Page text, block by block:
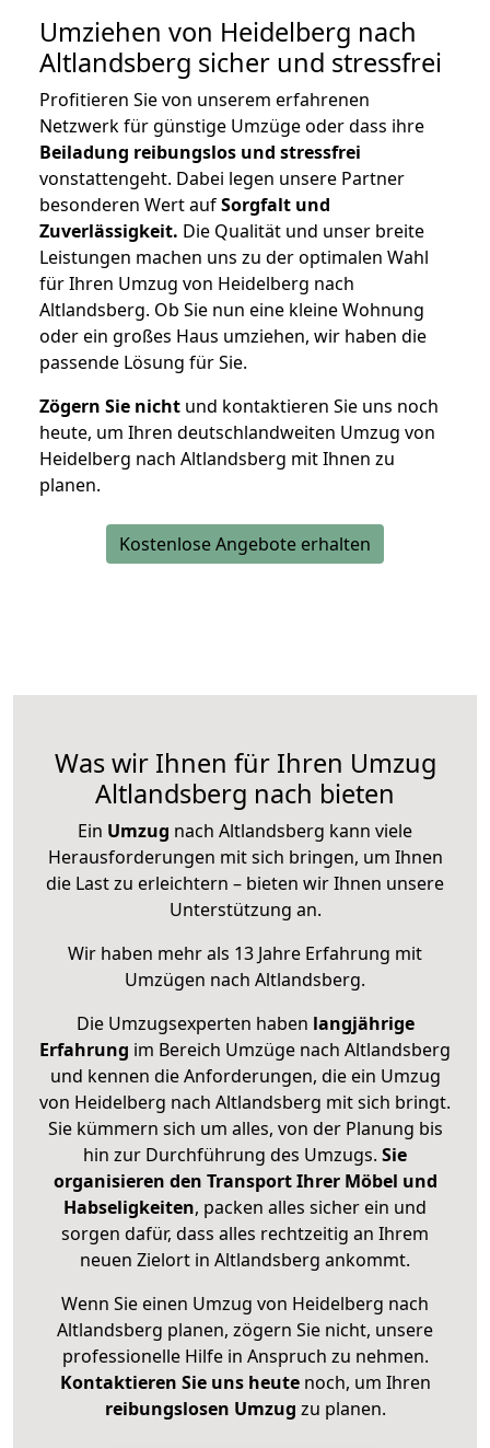
Umziehen von Heidelberg nach
Altlandsberg sicher und stressfrei
Profitieren Sie von unserem erfahrenen
Netzwerk für günstige Umzüge oder dass ihre
Beiladung reibungslos und stressfrei
vonstattengeht. Dabei legen unsere Partner
besonderen Wert aufSorgfalt und
Zuverlässigkeit. Die Qualität und unser breite
Leistungen machen uns zu der optimalen Wahl
für Ihren Umzug von Heidelberg nach
Altlandsberg. Ob Sie nun eine kleine Wohnung
oder ein großes Haus umziehen, wir haben die
passende Lösung für Sie.
Zögern Sie nicht und kontaktieren Sie uns noch
heute, um Ihren deutschlandweiten Umzug von
Heidelberg nach Altlandsberg mit Ihnen zu
planen.
Kostenlose Angebote erhalten
Was wir Ihnen für Ihren Umzug
Altlandsberg nach bieten
Ein Umzug nach Altlandsberg kann viele
Herausforderungen mit sich bringen, um Ihnen
die Last zu erleichtern – bieten wir Ihnen unsere
Unterstützung an.
Wir haben mehr als 13 Jahre Erfahrung mit
Umzügen nach Altlandsberg.
Die Umzugsexperten haben langjährige
Erfahrung im Bereich Umzüge nach Altlandsberg
und kennen die Anforderungen, die ein Umzug
von Heidelberg nach Altlandsberg mit sich bringt.
Sie kümmern sich um alles, von der Planung bis
hin zur Durchführung des Umzugs. Sie
organisieren den Transport Ihrer Möbel und
Habseligkeiten, packen alles sicher ein und
sorgen dafür, dass alles rechtzeitig an Ihrem
neuen Zielort in Altlandsberg ankommt.
Wenn Sie einen Umzug von Heidelberg nach
Altlandsberg planen, zögern Sie nicht, unsere
professionelle Hilfe in Anspruch zu nehmen.
Kontaktieren Sie uns heutenoch, um Ihren
reibungslosen Umzug zu planen.